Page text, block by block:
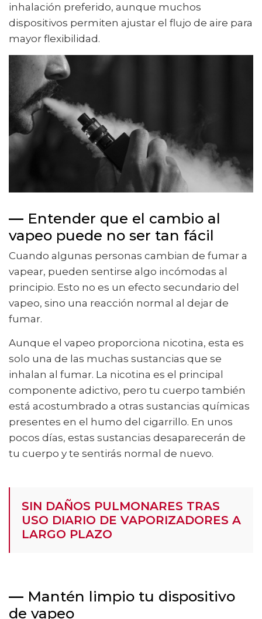
inhalación preferido, aunque muchos
dispositivos permiten ajustar el flujo de aire para
mayor flexibilidad.
— Entender que el cambio al
vapeo puede no ser tan fácil
Cuando algunas personas cambian de fumar a
vapear, pueden sentirse algo incómodas al
principio. Esto no es un efecto secundario del
vapeo, sino una reacción normal al dejar de
fumar.
Aunque el vapeo proporciona nicotina, esta es
solo una de las muchas sustancias que se
inhalan al fumar. La nicotina es el principal
componente adictivo, pero tu cuerpo también
está acostumbrado a otras sustancias químicas
presentes en el humo del cigarrillo. En unos
pocos días, estas sustancias desaparecerán de
tu cuerpo y te sentirás normal de nuevo.
SIN DAÑOS PULMONARES TRAS
USO DIARIO DE VAPORIZADORES A
LARGO PLAZO
— Mantén limpio tu dispositivo
de vapeo